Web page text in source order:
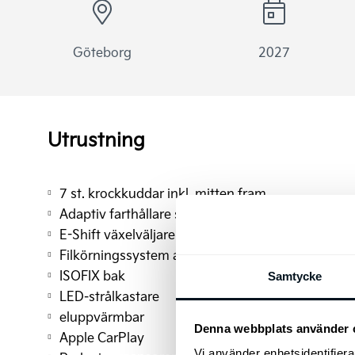
Samtycke
Denna webbplats använder
Göteborg 2027
Utrustning
7 st. krockkuddar inkl. mitten fram
Adaptiv farthållare stop & go
E-Shift växelväljare
Filkörningssystem aktivt (LFA)
ISOFIX bak
LED-strålkastare
eluppvärmbar
Apple CarPlay